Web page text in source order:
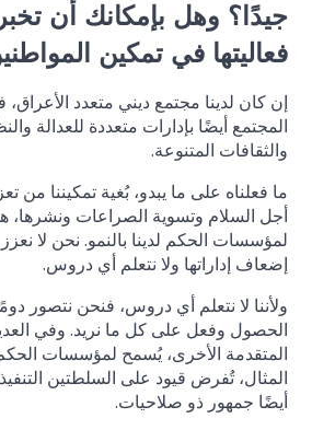
جيدًا؟ وهل بإمكانك أن
فعاليتها في تمكين
إن كان لدينا مجتمع ديني متعدد الأعراق،
المجتمع أيضًا بإدارات متعددة للعدالة
والثقافات المتنوعة.
ما فعلناه على ما يبدو، بُغية تمكيننا من
أجل السلام وتسوية الصراعات ونشرها،
لمؤسسات الحكم لدينا بالنمو. نحن لا نعزز
إضعاف إداراتها ولا نتعلم أي دروس.
ولأننا لا نتعلم أي دروس، فنحن نتصور
الحصول وفعل على كل ما نريد. وفي
المتقدمة الأخرى، يُسمح لمؤسسات
المثال، تُفرض قيود على السلطتين
أيضًا جمهور ذو صلاحيات.